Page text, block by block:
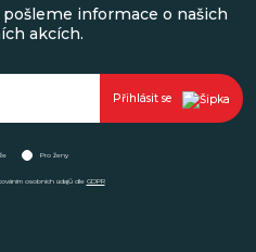
informace o našich
akcích.
Přihlásit se
Pro ženy
osobních údajů dle GDPR